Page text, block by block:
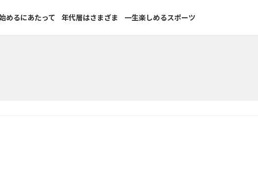
めるにあたって 年代層はさまざま 一生楽しめるスポーツ